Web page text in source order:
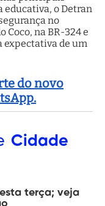
educativa, o Detran
no
Coco, na BR-324 e
expectativa de um
do novo
Cidade
terça; veja